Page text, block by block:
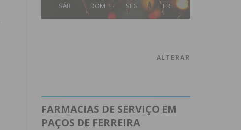
SÁB DOM SEG TER
ALTERAR
FARMACIAS DE SERVIÇO EM
PAÇOS DE FERREIRA